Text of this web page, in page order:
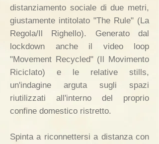
distanziamento sociale di due metri,
giustamente intitolato "The Rule" (La
Regola/Il Righello). Generato dal
lockdown anche il video loop
"Movement Recycled" (Il Movimento
Riciclato) e le relative stills,
un'indagine arguta sugli spazi
riutilizzati all'interno del proprio
confine domestico ristretto.
Spinta a riconnettersi a distanza con